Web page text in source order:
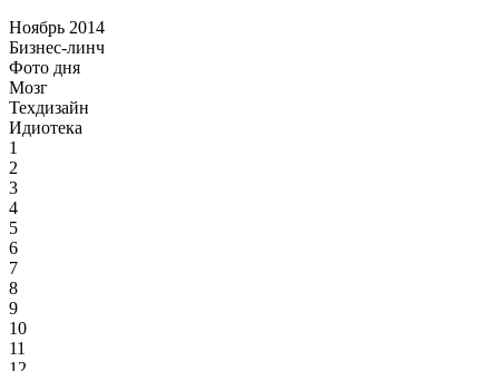
Ноябрь 2014
Бизнес-линч
Фото дня
Мозг
Техдизайн
Идиотека
1
2
3
4
5
6
7
8
9
10
11